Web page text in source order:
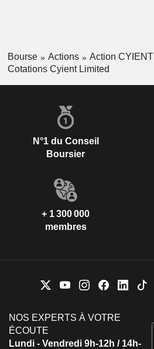
Bourse Actions
Action CYIENT
Cotations Cyient Limited
N°1 du Conseil
Boursier
+ 1 300 000
membres
NOS EXPERTS À VOTRE
ÉCOUTE
Lundi - Vendredi 9h-12h / 14h-